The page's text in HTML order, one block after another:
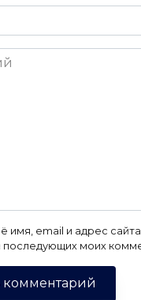
имя, email и адрес
последующих моих